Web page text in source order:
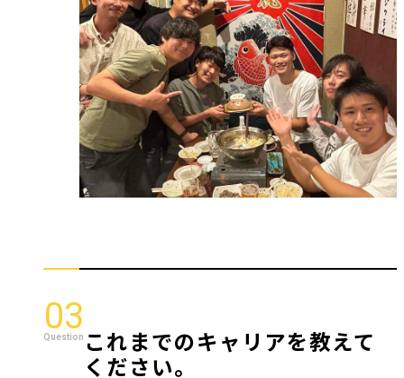
03
これまでのキャリアを教えて
ください。